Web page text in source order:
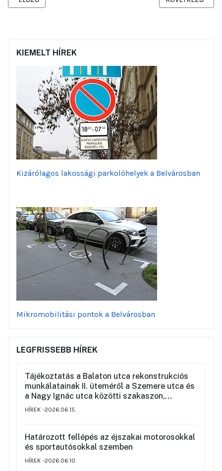
KIEMELT HÍREK
Kizárólagos lakossági parkolóhelyek a Belvárosban
Mikromobilitási pontok a Belvárosban
LEGFRISSEBB HÍREK
Tájékoztatás a Balaton utca rekonstrukciós
munkálatainak II. üteméről a Szemere utca és
a Nagy Ignác utca közötti szakaszon,
valamint a környék ideiglenes forgalmi
HÍREK 2026.06.15.
Határozott fellépés az éjszakai motorosokkal
és sportautósokkal szemben
HÍREK 2026.06.10.